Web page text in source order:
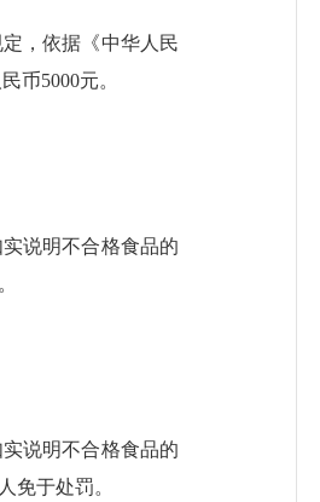
，依据《中华人民
币5000元。
说明不合格食品的
说明不合格食品的
免于处罚。